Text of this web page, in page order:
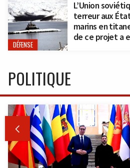
DÉFENSE
L’Union
terreur aux
marins en
de ce projet a
POLITIQUE
